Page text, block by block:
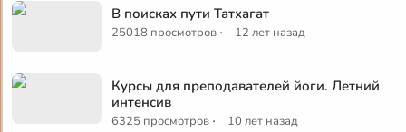
В поисках пути Татхагат
25018 просмотров · 12 лет назад
Курсы для преподавателей йоги. Летний
интенсив
6325 просмотров · 10 лет назад